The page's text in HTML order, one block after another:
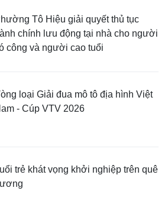
Tô Hiệu giải quyết thủ tục
chính lưu động tại nhà cho người
công và người cao tuổi
loại Giải đua mô tô địa hình Việt
- Cúp VTV 2026
trẻ khát vọng khởi nghiệp trên quê